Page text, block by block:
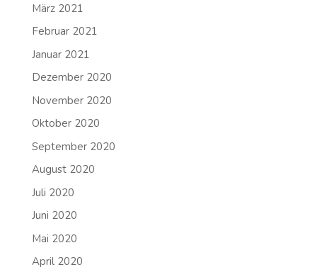
März 2021
Februar 2021
Januar 2021
Dezember 2020
November 2020
Oktober 2020
September 2020
August 2020
Juli 2020
Juni 2020
Mai 2020
April 2020